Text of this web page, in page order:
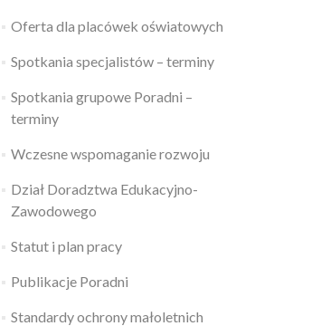
Oferta dla placówek oświatowych
Spotkania specjalistów – terminy
Spotkania grupowe Poradni –
terminy
Wczesne wspomaganie rozwoju
Dział Doradztwa Edukacyjno-
Zawodowego
Statut i plan pracy
Publikacje Poradni
Standardy ochrony małoletnich